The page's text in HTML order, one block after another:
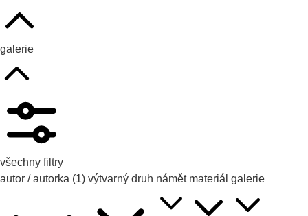
galerie
všechny filtry
autor / autorka (1) výtvarný druh námět materiál galerie